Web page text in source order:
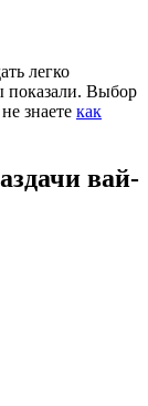
легко
показали. Выбор
знаете как
вай-